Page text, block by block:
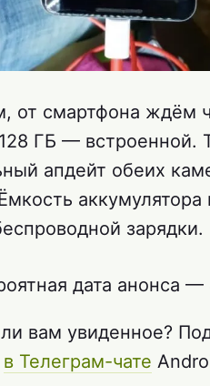
от смартфона ждём
ГБ — встроенной.
апдейт обеих
зарядки.
дата анонса —
вам увиденное?
в Телеграм-чате